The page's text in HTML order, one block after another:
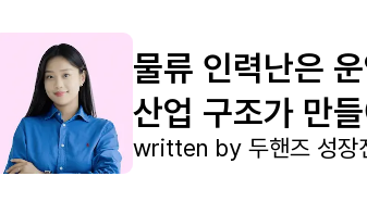
물류 인력난은
산업 구조가 만
written by 두핸즈 성장